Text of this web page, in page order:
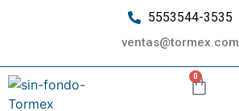
5553544-3535
ventas@tormex.com
0